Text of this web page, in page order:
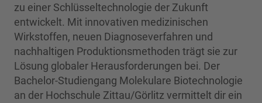
zu einer Schlüsseltechnologie der Zukunft
entwickelt. Mit innovativen medizinischen
Wirkstoffen, neuen Diagnoseverfahren und
nachhaltigen Produktionsmethoden trägt sie zur
Lösung globaler Herausforderungen bei. Der
Bachelor-Studiengang Molekulare Biotechnologie
an der Hochschule Zittau/Görlitz vermittelt dir ein